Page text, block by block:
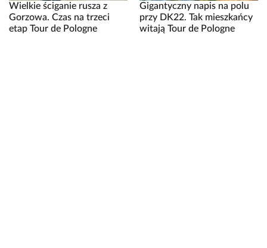
Wielkie ściganie rusza z
Gorzowa. Czas na trzeci
etap Tour de Pologne
Gigantyczny napis na polu
przy DK22. Tak mieszkańcy
witają Tour de Pologne